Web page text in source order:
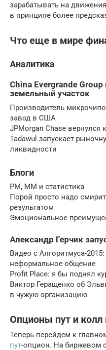
зарабатывать на
в принципе более
Что еще в мире
Аналитика
China Evergrande
земельный участок
Производитель
завод в США
JPMorgan Chase вернулся
Tadawul запускает
ликвидности
Блоги
РМ, ММ и статистика
Порой просто надо
результатом
Эмоциональное
Александр Герчик
Видео с Алгоритмуса-
неформальное общение
Profit Place: я бы поднял
Виктор Геращенко об
в чужую организацию
Опционы пут и
Теперь перейдем к
пут-опцион. На биржевом